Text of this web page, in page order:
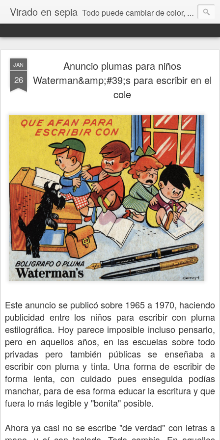
Virado en sepia Todo puede cambiar de color, depende de nosotros y de nuestra capacidad para aprender a mirar. Hablamos de sociedad, economía, empresa, política, RRHH, formación. De Historia reciente, de educación y de temas sociales.
JAN
26
Anuncio plumas para niños
Waterman&amp;#39;s para escribir en el
cole
Este anuncio se publicó sobre 1965 a 1970, haciendo
publicidad entre los niños para escribir con pluma
estilográfica. Hoy parece imposible incluso pensarlo,
pero en aquellos años, en las escuelas sobre todo
privadas pero también públicas se enseñaba a
escribir con pluma y tinta. Una forma de escribir de
forma lenta, con cuidado pues enseguida podías
manchar, para de esa forma educar la escritura y que
fuera lo más legible y "bonita" posible.
Ahora ya casi no se escribe "de verdad" con letras a